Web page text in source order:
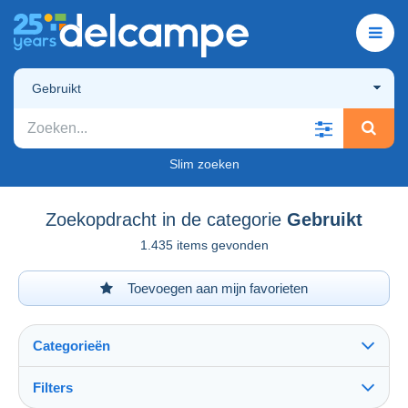
Gebruikt
Slim zoeken
Zoekopdracht in de categorie Gebruikt
1.435 items gevonden
Toevoegen aan mijn favorieten
Categorieën
Filters